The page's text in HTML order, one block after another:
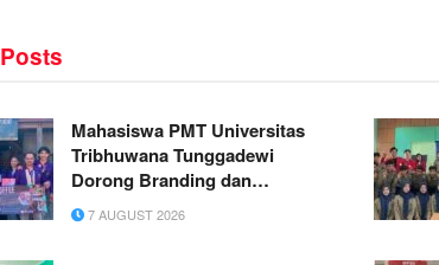
Posts
Mahasiswa PMT Universitas
Tribhuwana Tunggadewi
Dorong Branding dan
Digitalisasi UMKM di Dusun
Gagar dan Dusun Sayang
7 AUGUST 2026